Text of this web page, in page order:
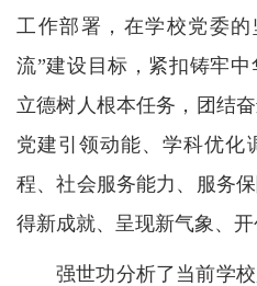
工作部署，在学校党委
流”建设目标，紧扣铸牢
立德树人根本任务，团结
党建引领动能、学科优化
程、社会服务能力、服务
得新成就、呈现新气象、开
强世功分析了当前学